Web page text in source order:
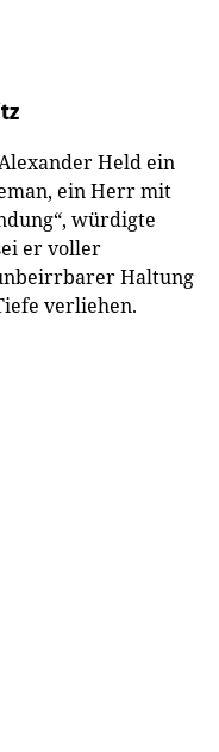
Held ein
ein Herr mit
würdigte
er voller
Haltung
verliehen.